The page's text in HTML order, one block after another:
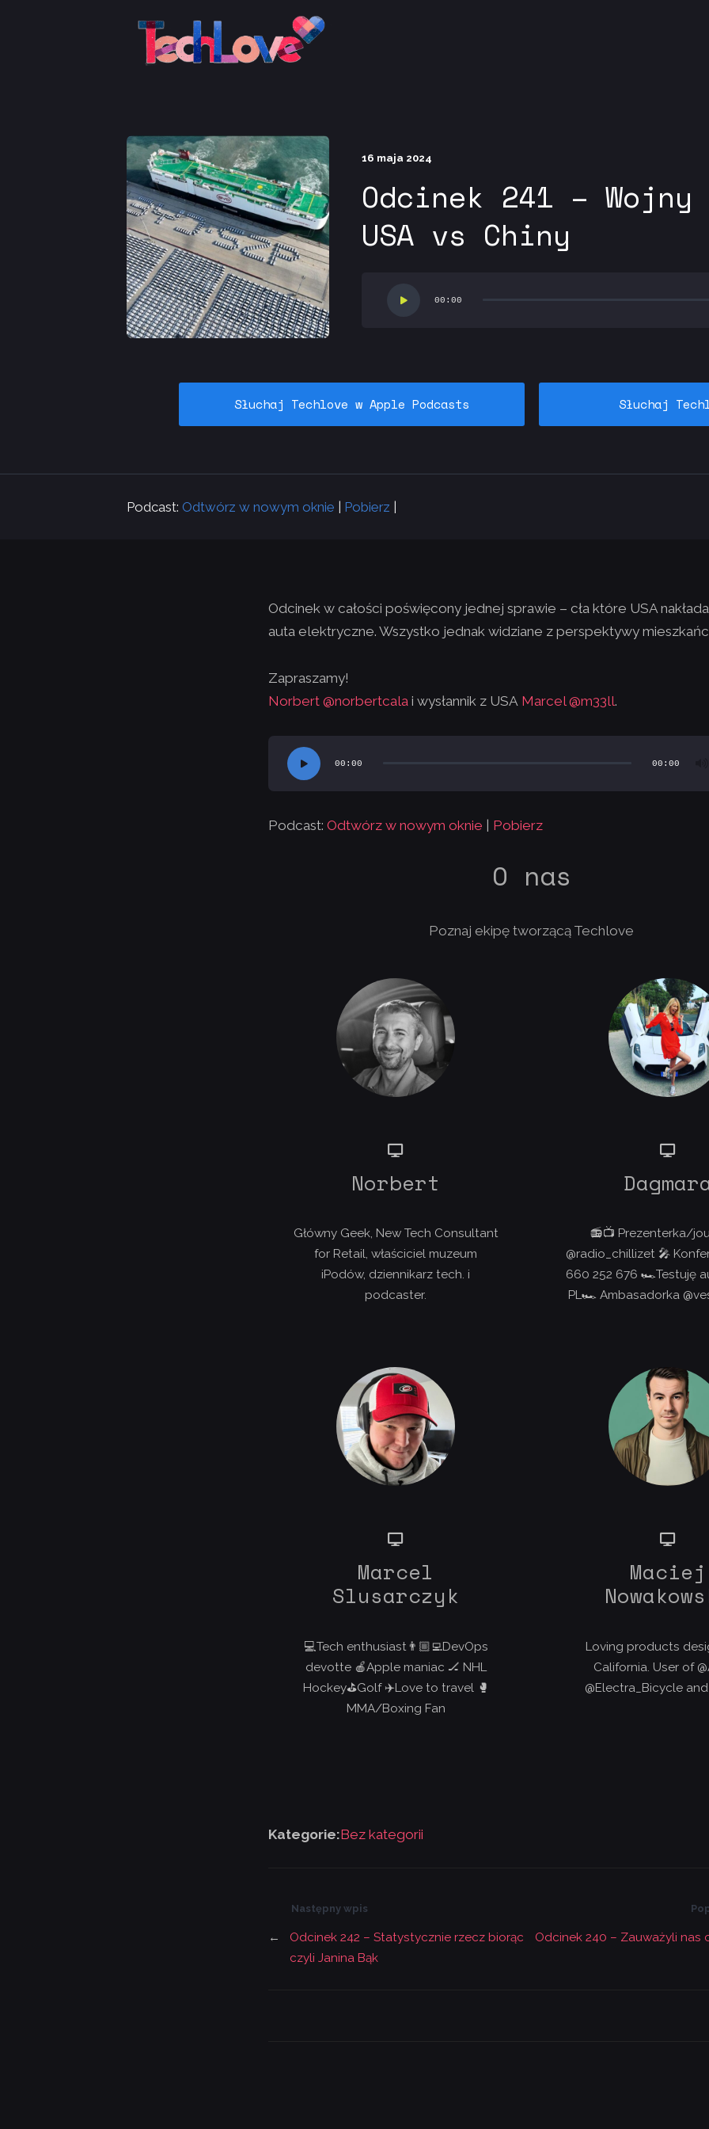
16 maja 2024
Odcinek 241 – Wojny
USA vs Chiny
plików
00:00
Słuchaj Techlove w Apple Podcasts Słuchaj
Podcast: Odtwórz w nowym oknie Pobierz
Odcinek w całości poświęcony jednej sprawie – cła które USA
auta elektryczne. Wszystko jednak widziane z perspektywy
Zapraszamy!
Norbert @norbertcalai wysłannik z USA Marcel @m33ll.
Odtwarzacz
plików
dźwiękowych
00:00 00:00
Podcast: Odtwórz w nowym oknie Pobierz
O nas
Poznaj ekipę tworzącą Techlove
Norbert
Główny Geek, New Tech Consultant
for Retail, właściciel muzeum
iPodów, dziennikarz tech. i
podcaster.
📻📺 Prezenterka/
@radio_chillizet 🎤
660 252 676 🏎Testuję
PL🏎 Ambasadorka
Marcel
Slusarczyk
💻Tech enthusiast👨🏼‍💻DevOps
devotte 🍎Apple maniac 🏒 NHL
Hockey⛳️Golf ✈️Love to travel 🥊
MMA/Boxing Fan
Maciej
Loving products
California. User of
@Electra_Bicycle and
Kategorie:Bez kategorii
Odcinek 240 – Zauważyli nas
Następny wpis
←
Odcinek 242 – Statystycznie rzecz biorąc
czyli Janina Bąk